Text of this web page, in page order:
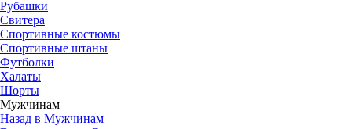
Рубашки
Свитера
Спортивные костюмы
Спортивные штаны
Футболки
Халаты
Шорты
Мужчинам
Назад в Мужчинам